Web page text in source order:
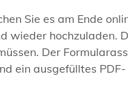
Sie es am Ende
wieder hochzuladen.
Der
ein ausgefülltes PDF-